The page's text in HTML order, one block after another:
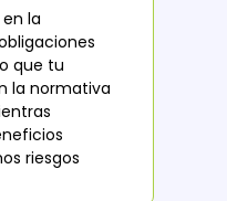
la
que tu
la normativa
riesgos